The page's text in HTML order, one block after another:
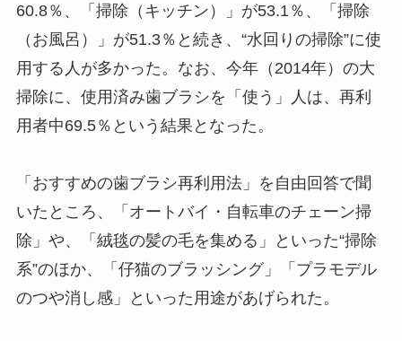
60.8％、「掃除（キッチン）」が53.1％、「掃除
（お風呂）」が51.3％と続き、“水回りの掃除”に使
用する人が多かった。なお、今年（2014年）の大
掃除に、使用済み歯ブラシを「使う」人は、再利
用者中69.5％という結果となった。
「おすすめの歯ブラシ再利用法」を自由回答で聞
いたところ、「オートバイ・自転車のチェーン掃
除」や、「絨毯の髪の毛を集める」といった“掃除
系”のほか、「仔猫のブラッシング」「プラモデル
のつや消し感」といった用途があげられた。